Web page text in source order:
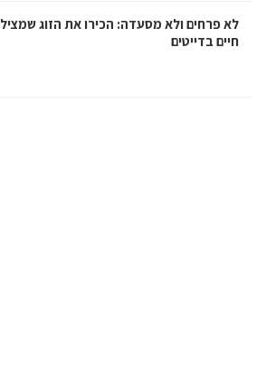
לא פרחים ולא מסעדה: הכירו את הזוג שמציל
חיים בדייטים